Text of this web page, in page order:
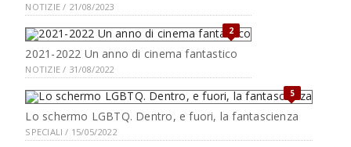
NOTIZIE / 21/08/2023
2
2021-2022 Un anno di cinema fantastico
NOTIZIE / 31/08/2022
5
Lo schermo LGBTQ. Dentro, e fuori, la fantascienza
SPECIALI / 15/05/2022